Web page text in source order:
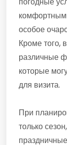
особое
Кроме того,
различные
которые
для визита.
При
только